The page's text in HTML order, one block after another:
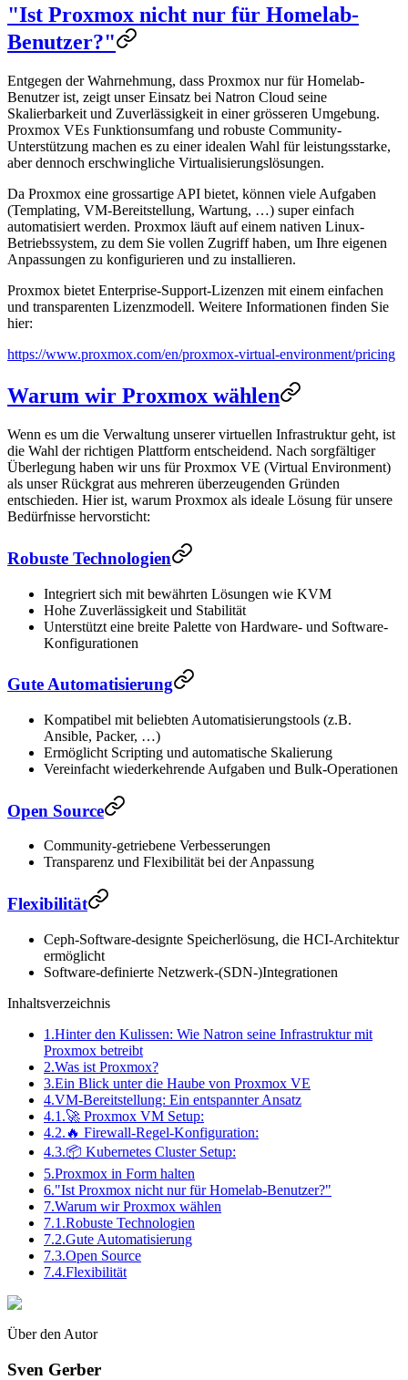
"Ist Proxmox nicht nur für Homelab-
Benutzer?"
Entgegen der Wahrnehmung, dass Proxmox nur für Homelab-
Benutzer ist, zeigt unser Einsatz bei Natron Cloud seine
Skalierbarkeit und Zuverlässigkeit in einer grösseren Umgebung.
Proxmox VEs Funktionsumfang und robuste Community-
Unterstützung machen es zu einer idealen Wahl für leistungsstarke,
aber dennoch erschwingliche Virtualisierungslösungen.
Da Proxmox eine grossartige API bietet, können viele Aufgaben
(Templating, VM-Bereitstellung, Wartung, …) super einfach
automatisiert werden. Proxmox läuft auf einem nativen Linux-
Betriebssystem, zu dem Sie vollen Zugriff haben, um Ihre eigenen
Anpassungen zu konfigurieren und zu installieren.
Proxmox bietet Enterprise-Support-Lizenzen mit einem einfachen
und transparenten Lizenzmodell. Weitere Informationen finden Sie
hier:
https://www.proxmox.com/en/proxmox-virtual-environment/pricing
Warum wir Proxmox wählen
Wenn es um die Verwaltung unserer virtuellen Infrastruktur geht, ist
die Wahl der richtigen Plattform entscheidend. Nach sorgfältiger
Überlegung haben wir uns für Proxmox VE (Virtual Environment)
als unser Rückgrat aus mehreren überzeugenden Gründen
entschieden. Hier ist, warum Proxmox als ideale Lösung für unsere
Bedürfnisse hervorsticht:
Robuste Technologien
Integriert sich mit bewährten Lösungen wie KVM
Hohe Zuverlässigkeit und Stabilität
Unterstützt eine breite Palette von Hardware- und Software-
Konfigurationen
Gute Automatisierung
Kompatibel mit beliebten Automatisierungstools (z.B.
Ansible, Packer, …)
Ermöglicht Scripting und automatische Skalierung
Vereinfacht wiederkehrende Aufgaben und Bulk-Operationen
Open Source
Community-getriebene Verbesserungen
Transparenz und Flexibilität bei der Anpassung
Flexibilität
Ceph-Software-designte Speicherlösung, die HCI-Architektur
ermöglicht
Software-definierte Netzwerk-(SDN-)Integrationen
Inhaltsverzeichnis
1.Hinter den Kulissen: Wie Natron seine Infrastruktur mit
Proxmox betreibt
2.Was ist Proxmox?
3.Ein Blick unter die Haube von Proxmox VE
4.VM-Bereitstellung: Ein entspannter Ansatz
4.1.🚀 Proxmox VM Setup:
4.2. 🔥 Firewall-Regel-Konfiguration:
4.3.📦 Kubernetes Cluster Setup:
5.Proxmox in Form halten
6."Ist Proxmox nicht nur für Homelab-Benutzer?"
7.Warum wir Proxmox wählen
7.1.Robuste Technologien
7.2.Gute Automatisierung
7.3.Open Source
7.4.Flexibilität
Über den Autor
Sven Gerber